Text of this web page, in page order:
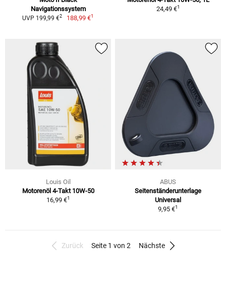
Navigationssystem
UVP 199,99 €2 188,99 €1
24,49 €1
Louis Oil
Motorenöl 4-Takt 10W-50
16,99 €1
ABUS
Seitenständerunterlage
Universal
9,95 €1
Zurück Seite 1 von 2 Nächste